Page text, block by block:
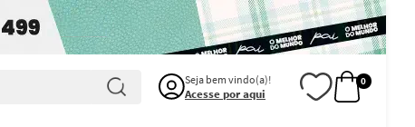
Seja bem vindo(a)!
Acesse por aqui
0